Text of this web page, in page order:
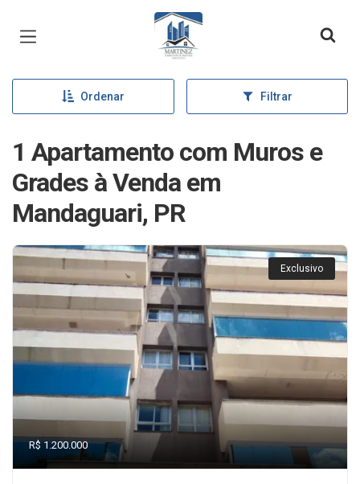
Página inicial
Ordenar Filtrar
1 Apartamento com Muros e
Grades à Venda em
Mandaguari, PR
Exclusivo
R$ 1.200.000